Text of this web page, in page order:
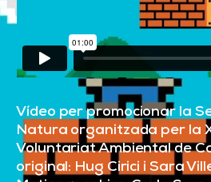
Vídeo per promocionar la
Natura organitzada per la
Voluntariat Ambiental de
original: Hug Cirici i Sara